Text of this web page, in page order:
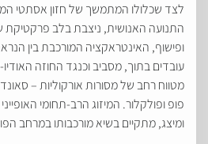
לצד שכלולו המתמשך של חזון אסתטי
התנועה האנושית, ניצבת בלב פרקטיקת
ופישוף, האינטראקציה המורכבת בין
עובדים בתוך,מסביב וכנגד החוזה האודיו-
מטווח רחב של מסורות אורקוליות–סאונד
פופ ופולקלור. המיזוג הרב-תחומי
ומיצג,מתקיים בשיא מורכבותו במרחב